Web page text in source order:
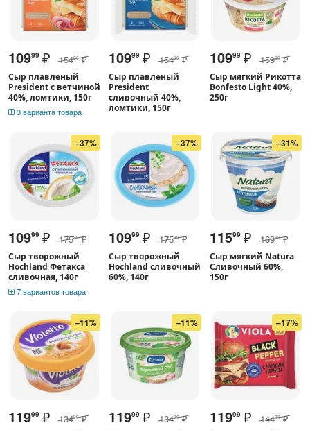
10999 ₽ 15499 ₽
Сыр плавленый
President с ветчиной
40%, ломтики, 150г
3 варианта товара
10999 ₽ 15499 ₽
Сыр плавленый
President
сливочный 40%,
ломтики, 150г
10999 ₽ 15999 ₽
Сыр мягкий Рикотта
Bonfesto Light 40%,
250г
–37%
10999 ₽ 17599 ₽
Сыр творожный
Hochland Фетакса
сливочная, 140г
7 вариантов товара
–37%
10999 ₽ 17599 ₽
Сыр творожный
Hochland сливочный
60%, 140г
–31%
11599 ₽ 16999 ₽
Сыр мягкий Natura
Сливочный 60%,
150г
–11%
11999 ₽ 13499 ₽
–11%
11999 ₽ 13499 ₽
–17%
11999 ₽ 14499 ₽